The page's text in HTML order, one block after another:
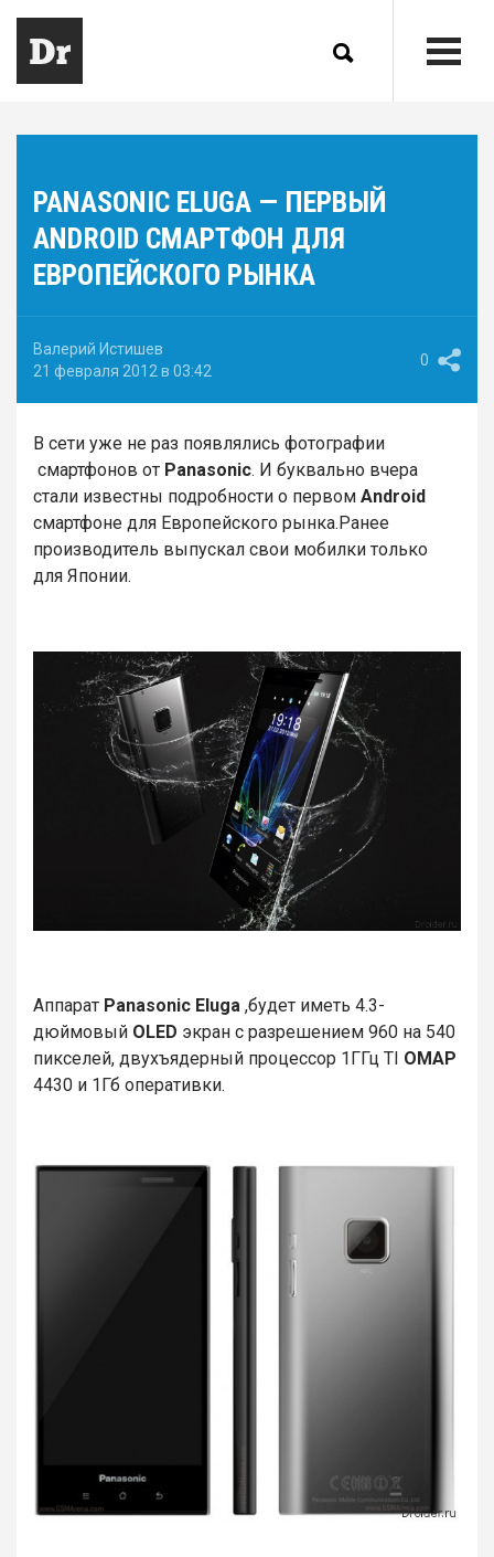
PANASONIC ELUGA — ПЕРВЫЙ
ANDROID СМАРТФОН ДЛЯ
ЕВРОПЕЙСКОГО РЫНКА
Валерий Истишев
21 февраля 2012 в 03:42
0
В сети уже не раз появлялись фотографии
смартфонов от Panasonic. И буквально вчера
стали известны подробности о первом Android
смартфоне для Европейского рынка.Ранее
производитель выпускал свои мобилки только
для Японии.
Аппарат Panasonic Eluga ,будет иметь 4.3-
дюймовый OLED экран с разрешением 960 на 540
пикселей, двухъядерный процессор 1ГГц TI OMAP
4430 и 1Гб оперативки.